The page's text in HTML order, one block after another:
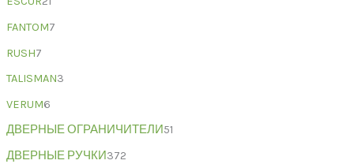
FANTOM7
RUSH7
TALISMAN3
VERUM6
ДВЕРНЫЕ ОГРАНИЧИТЕЛИ51
ДВЕРНЫЕ РУЧКИ372